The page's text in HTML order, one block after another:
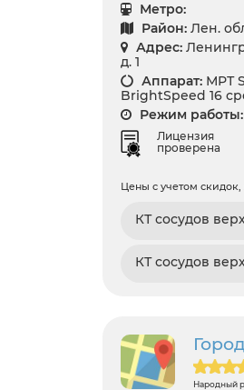
Метро:
Район: Лен.
Адрес:
д. 1
Аппарат: МРТ
BrightSpeed 16
Режим работы:
Лицензия
проверена
Цены с учетом скидок,
КТ сосудов
КТ сосудов
Народный